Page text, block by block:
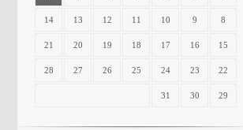
8
9
10
11
12
13
14
15
16
17
18
19
20
21
22
23
24
25
26
27
28
29
30
31